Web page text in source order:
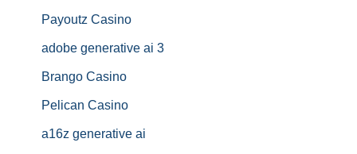
Payoutz Casino
adobe generative ai 3
Brango Casino
Pelican Casino
a16z generative ai